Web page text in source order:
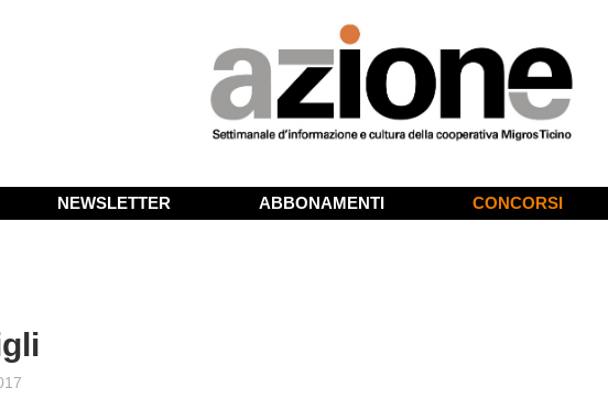
NEWSLETTER ABBONAMENTI CONCORSI